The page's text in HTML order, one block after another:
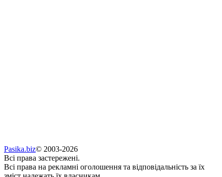
Pasika.biz© 2003-2026
Всі права застережені.
Всі права на рекламні оголошення та відповідальність за їх